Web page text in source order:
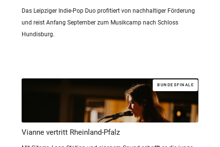
Das Leipziger Indie-Pop Duo profitiert von nachhaltiger Förderung
und reist Anfang September zum Musikcamp nach Schloss
Hundisburg.
BUNDESFINALE
Vianne vertritt Rheinland-Pfalz